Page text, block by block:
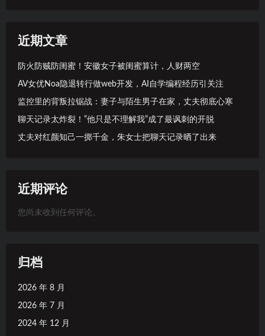
近期文章
防火防贼防闺蜜！安徽女子被闺蜜算计，人财两空
AV女优Noa隐退转行做web开发，AI自学编程经历引关注
监控里的背叛拉锯战：妻子与陌生男子在家，丈夫彻底心寒
聊天记录太炸裂！”他只是不理解我”成了最讽刺的开脱
丈夫对红颜知己一掷千金，朱女士把聊天记录晒了出来
近期评论
您尚未收到任何评论。
归档
2026 年 8 月
2026 年 7 月
2024 年 12 月